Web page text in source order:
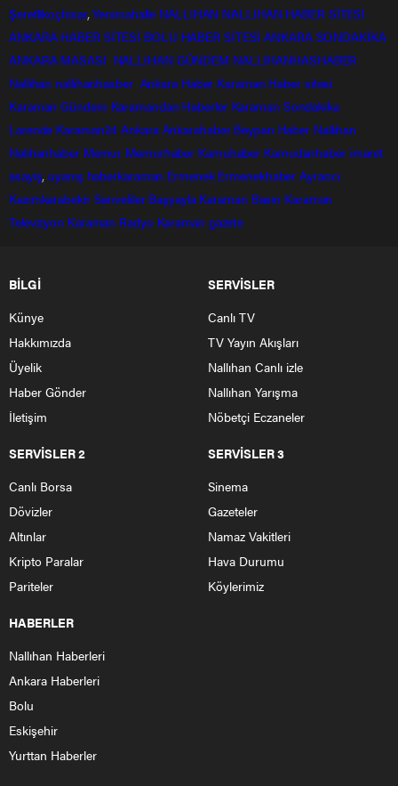
Şereflikoçhisar,Yenimahalle NALLIHAN NALLIHAN HABER SİTESİ
ANKARA HABER SİTESİ BOLU HABER SİTESİ ANKARA SONDAKİKA
ANKARA MASASI NALLIHAN GÜNDEM NALLIHANHASHABER
Nallihan nallihanhasber Ankara Haber Karaman Haber sitesi
Karaman Gündem Karamandan Haberler Karaman Sondakika
Larende Karaman24 Ankara Ankarahaber Beyparı Haber Nallıhan
Nalıhanhaber Memur Memurhaber Kamuhaber Kamudanhaber imaret
asayiş, uyanış haberkaraman Ermenek Ermenekhaber Ayrancı
Kazımkarabekir Sarıveliler Başyayla Karaman Basın Karaman
Televizyon Karaman Radyo Karaman gazete
BİLGİ
Künye
Hakkımızda
Üyelik
Haber Gönder
İletişim
SERVİSLER
Canlı TV
TV Yayın Akışları
Nallıhan Canlı izle
Nallıhan Yarışma
Nöbetçi Eczaneler
SERVİSLER 2
Canlı Borsa
Dövizler
Altınlar
Kripto Paralar
Pariteler
SERVİSLER 3
Sinema
Gazeteler
Namaz Vakitleri
Hava Durumu
Köylerimiz
HABERLER
Nallıhan Haberleri
Ankara Haberleri
Bolu
Eskişehir
Yurttan Haberler